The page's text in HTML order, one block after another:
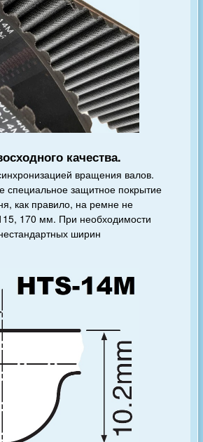
качества.
вращения валов.
специальное защитное покрытие
как правило, на ремне не
170 мм. При необходимости
ширин